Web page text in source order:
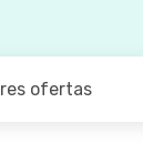
ofertas